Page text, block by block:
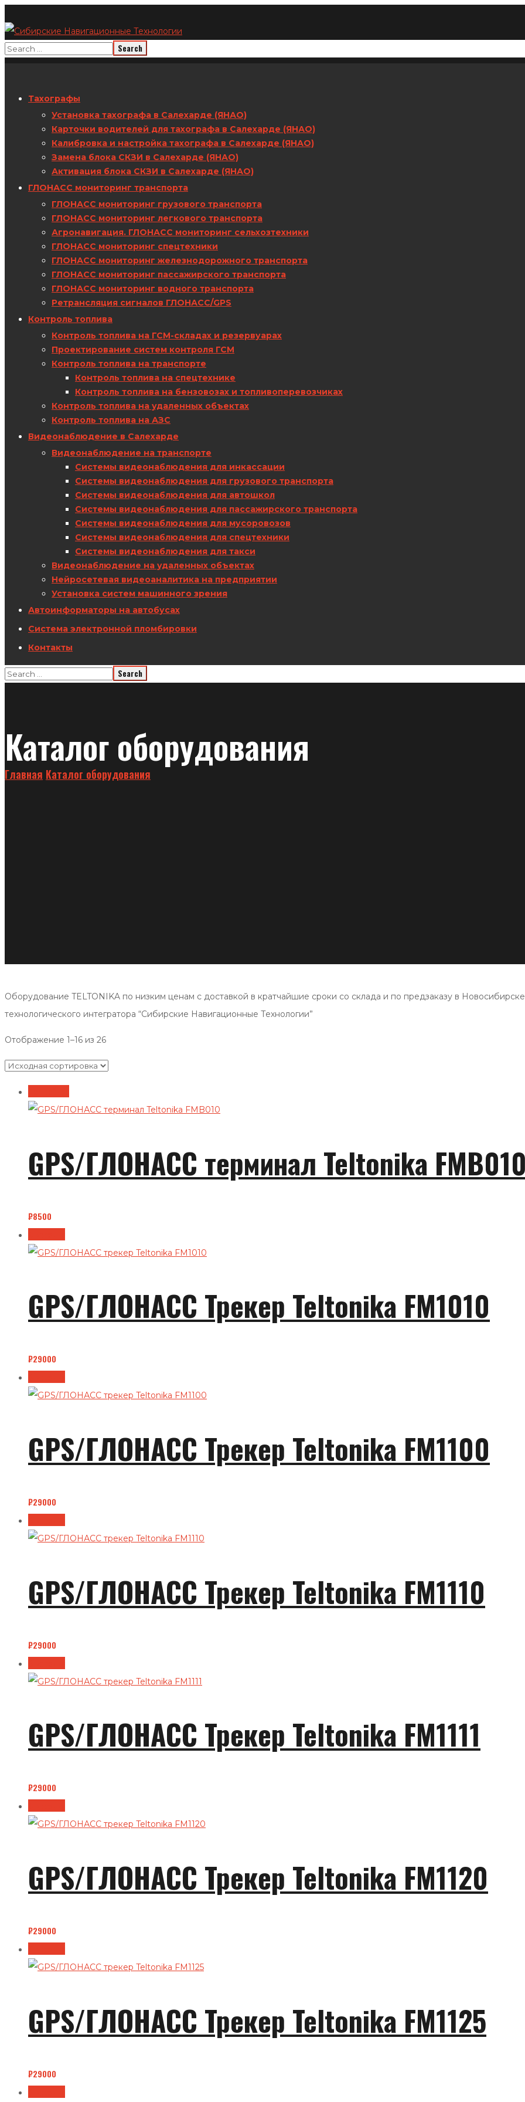
Тахографы
Установка тахографа в Салехарде (ЯНАО)
Карточки водителей для тахографа в Салехарде (ЯНАО)
Калибровка и настройка тахографа в Салехарде (ЯНАО)
Замена блока СКЗИ в Салехарде (ЯНАО)
Активация блока СКЗИ в Салехарде (ЯНАО)
ГЛОНАСС мониторинг транспорта
ГЛОНАСС мониторинг грузового транспорта
ГЛОНАСС мониторинг легкового транспорта
Агронавигация. ГЛОНАСС мониторинг сельхозтехники
ГЛОНАСС мониторинг спецтехники
ГЛОНАСС мониторинг железнодорожного транспорта
ГЛОНАСС мониторинг пассажирского транспорта
ГЛОНАСС мониторинг водного транспорта
Ретрансляция сигналов ГЛОНАСС/GPS
Контроль топлива
Контроль топлива на ГСМ-складах и резервуарах
Проектирование систем контроля ГСМ
Контроль топлива на транспорте
Контроль топлива на спецтехнике
Контроль топлива на бензовозах и топливоперевозчиках
Контроль топлива на удаленных объектах
Контроль топлива на АЗС
Видеонаблюдение в Салехарде
Видеонаблюдение на транспорте
Системы видеонаблюдения для инкассации
Системы видеонаблюдения для грузового транспорта
Системы видеонаблюдения для автошкол
Системы видеонаблюдения для пассажирского транспорта
Системы видеонаблюдения для мусоровозов
Системы видеонаблюдения для спецтехники
Системы видеонаблюдения для такси
Видеонаблюдение на удаленных объектах
Нейросетевая видеоаналитика на предприятии
Установка систем машинного зрения
Автоинформаторы на автобусах
Система электронной пломбировки
Контакты
Каталог оборудования
Главная Каталог оборудования
Оборудование TELTONIKA по низким ценам с доставкой в кратчайшие сроки со склада и по предзаказу в
технологического интегратора “Сибирские Навигационные Технологии”
Отображение 1–16 из 26
GPS/ГЛОНАСС терминал Teltonika
₽8500
GPS/ГЛОНАСС Трекер Teltonika FM1010
₽29000
GPS/ГЛОНАСС Трекер Teltonika FM1100
₽29000
GPS/ГЛОНАСС Трекер Teltonika FM1110
₽29000
GPS/ГЛОНАСС Трекер Teltonika FM1111
₽29000
GPS/ГЛОНАСС Трекер Teltonika FM1120
₽29000
GPS/ГЛОНАСС Трекер Teltonika FM1125
₽29000